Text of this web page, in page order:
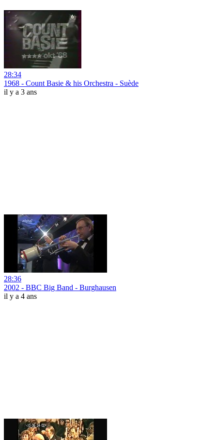
28:34
1968 - Count Basie & his Orchestra - Suède
il y a 3 ans
28:36
2002 - BBC Big Band - Burghausen
il y a 4 ans